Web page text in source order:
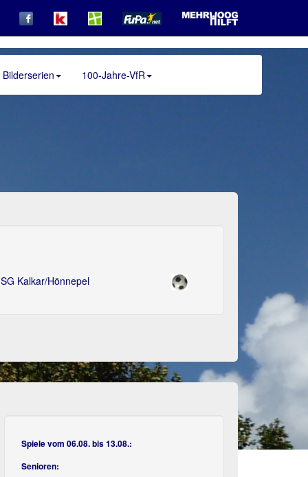
Bilderserien 100-Jahre-VfR
SG Kalkar/Hönnepel
Spiele vom 06.08. bis 13.08.:
Senioren: